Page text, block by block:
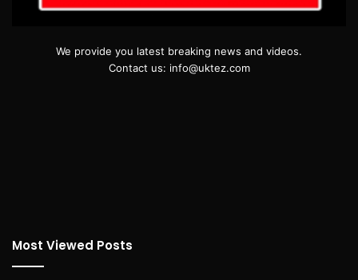
We provide you latest breaking news and videos.
Contact us: info@uktez.com
Most Viewed Posts